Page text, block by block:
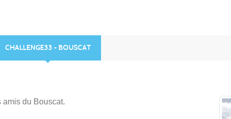
CHALLENGE33 - BOUSCAT
du Bouscat.